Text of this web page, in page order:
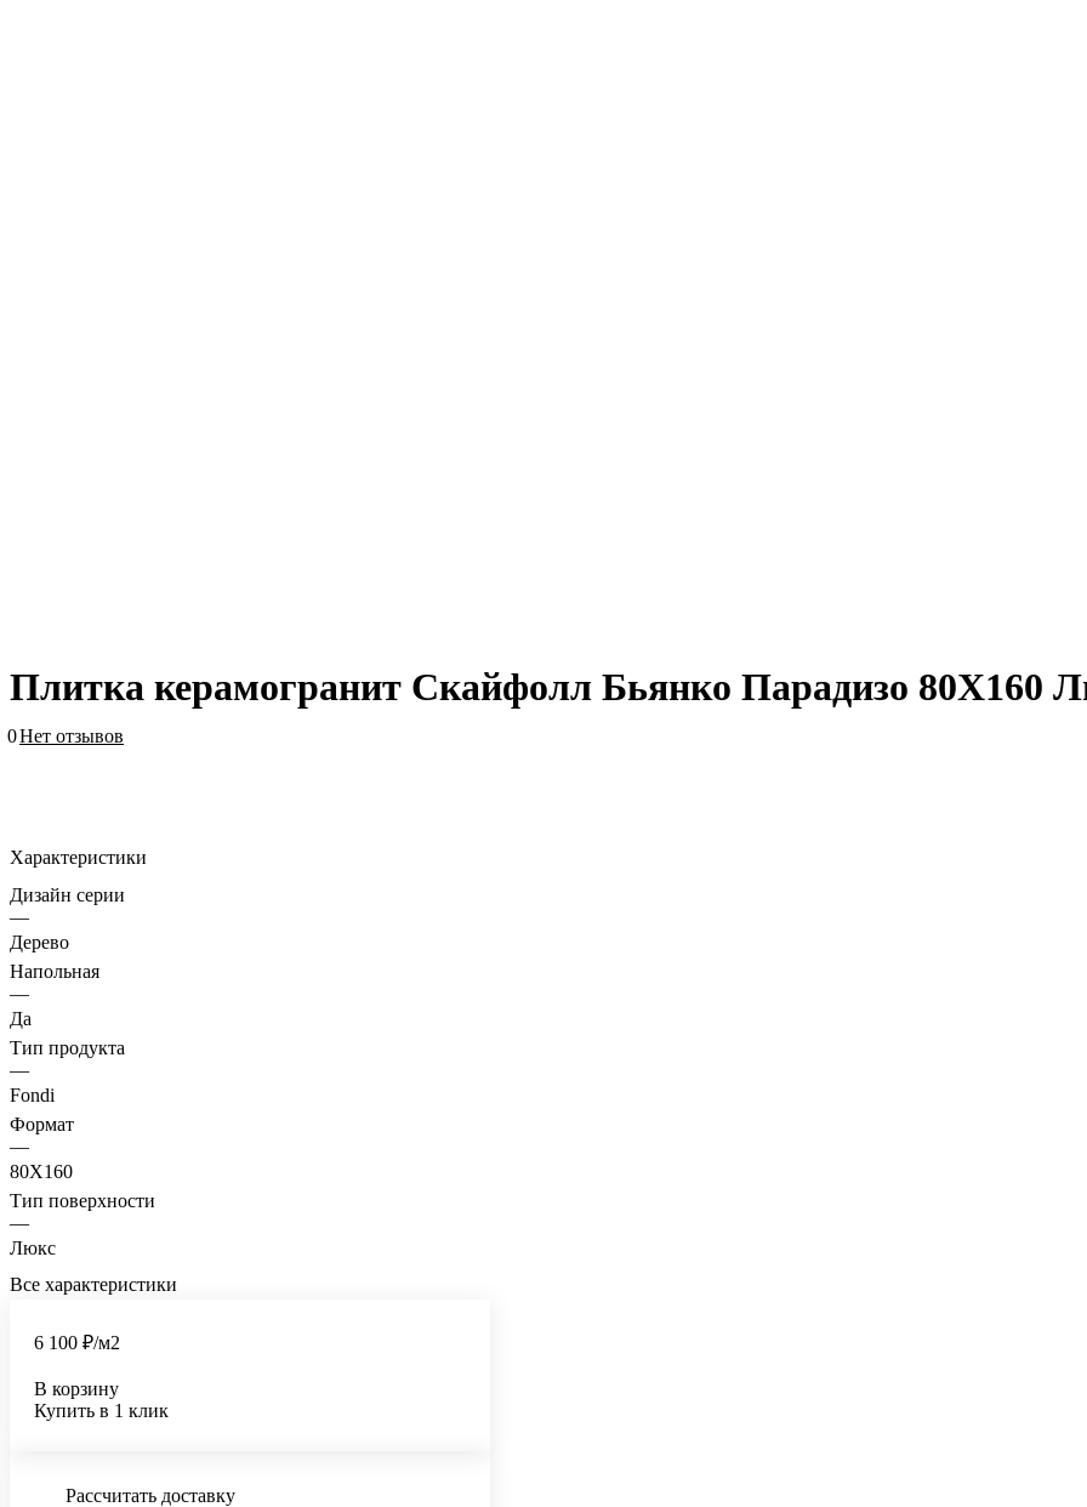
Плитка керамогранит Скайфолл Бьянко Парадизо 80X160
0Нет отзывов
Характеристики
Дизайн серии
—
Дерево
Напольная
—
Да
Тип продукта
—
Fondi
Формат
—
80X160
Тип поверхности
—
Люкс
Все характеристики
6 100 ₽/м2
В корзину
Купить в 1 клик
Рассчитать доставку